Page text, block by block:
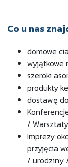
Co u nas
domowe
wyjątkowe
szeroki
produkty
dostawę
/
Imprezy
przyjęcia
/ urodziny